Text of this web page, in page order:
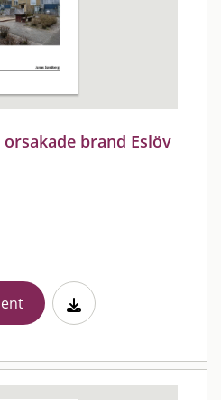
brand Eslöv